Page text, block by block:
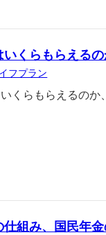
くらもらえる
フプラン
くらもらえるの
組み、国民年金